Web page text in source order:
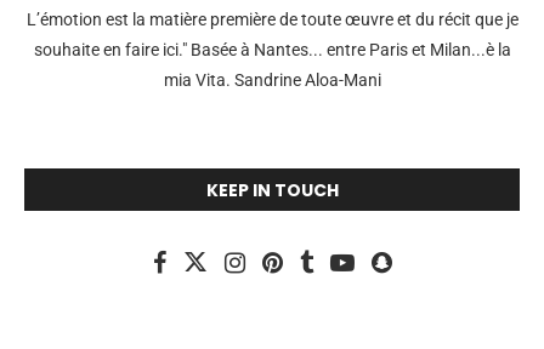
L’émotion est la matière première de toute œuvre et du récit que je
souhaite en faire ici." Basée à Nantes... entre Paris et Milan...è la
mia Vita. Sandrine Aloa-Mani
KEEP IN TOUCH